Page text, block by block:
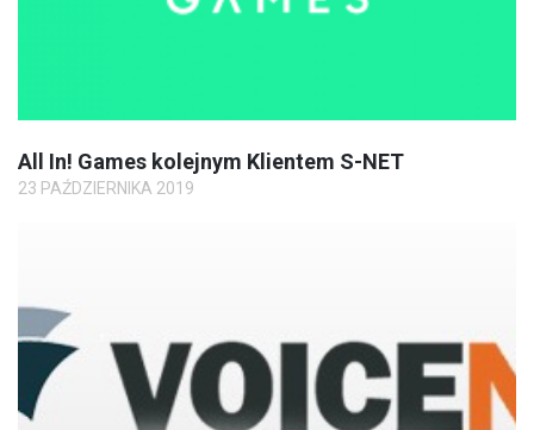
All In! Games kolejnym Klientem S-NET
23 PAŹDZIERNIKA 2019